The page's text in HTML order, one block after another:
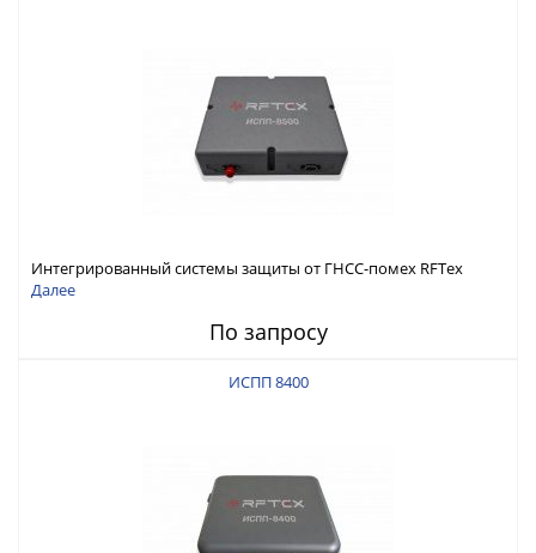
Интегрированный системы защиты от ГНСС-помех RFТех
ИСПП 8500
Далее
По запросу
ИСПП 8400